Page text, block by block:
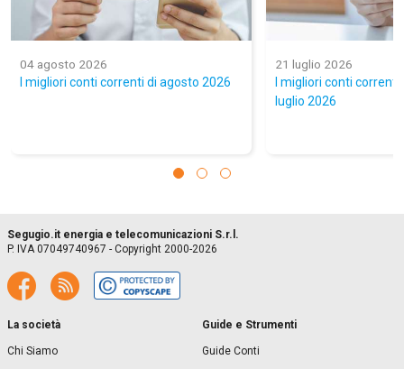
04 agosto 2026
I migliori conti correnti di agosto 2026
21 luglio 2026
I migliori conti
luglio 2026
La società
Chi Siamo
Guide e Strumenti
Guide Conti
Segugio.it energia e telecomunicazioni S.r.l.
P. IVA 07049740967 - Copyright 2000-2026